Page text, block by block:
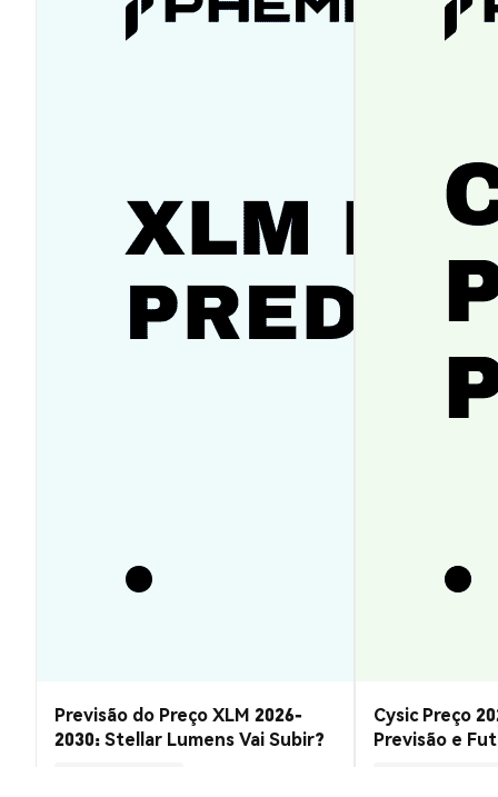
Previsão do Preço XLM 2026-
2030: Stellar Lumens Vai Subir?
Cysic Preço
Previsão e